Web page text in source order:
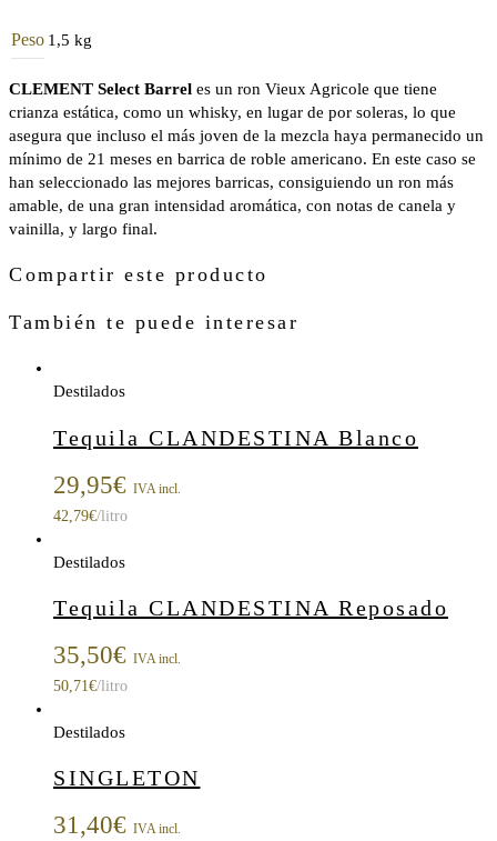
Peso 1,5 kg
CLEMENT Select Barrel es un ron Vieux Agricole que tiene
crianza estática, como un whisky, en lugar de por soleras, lo que
asegura que incluso el más joven de la mezcla haya permanecido un
mínimo de 21 meses en barrica de roble americano. En este caso se
han seleccionado las mejores barricas, consiguiendo un ron más
amable, de una gran intensidad aromática, con notas de canela y
vainilla, y largo final.
Compartir este producto
También te puede interesar
Destilados
Tequila CLANDESTINA Blanco
29,95€ IVA incl.
42,79€/litro
Destilados
Tequila CLANDESTINA Reposado
35,50€ IVA incl.
50,71 €/litro
Destilados
SINGLETON
31,40€ IVA incl.